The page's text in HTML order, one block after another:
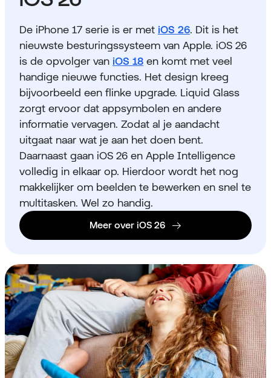
De iPhone 17 serie is er met iOS 26. Dit is het
nieuwste besturingssysteem van Apple. iOS 26
is de opvolger van iOS 18 en komt met veel
handige nieuwe functies. Het design kreeg
bijvoorbeeld een flinke upgrade. Liquid Glass
zorgt ervoor dat appsymbolen en andere
informatie vervagen. Zodat al je aandacht
uitgaat naar wat je aan het doen bent.
Daarnaast gaan iOS 26 en Apple Intelligence
volledig in elkaar op. Hierdoor wordt het nog
makkelijker om beelden te bewerken en snel te
multitasken. Wel zo handig.
Meer over iOS 26